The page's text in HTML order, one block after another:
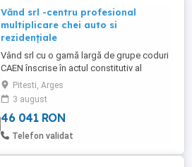
Vănd srl -centru profesional
multiplicare chei auto si
rezidențiale
Vând srl cu o gamă largă de grupe coduri
CAEN înscrise în actul constitutiv al
societății,activitatea principală fiind:centru
profesional multiplicare chei auto și
rezidențiale. Firma are acte contabile la
zi,fără datorii la stat sau terți.Motivul
vânzării:paralizie post accident vascular
Pitesti, Arges
3 august
46 041 RON
Telefon validat